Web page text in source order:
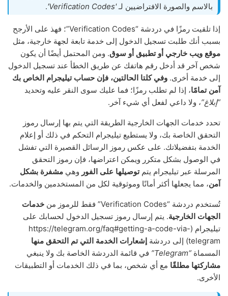
بالاسم والصورة الافتراضيين لـ'Verification Codes'
.
إذا تلقيت رمزًا في دردشة “Verification Codes”؛ فهذ على الأرجح
بسبب أنك طلبت تسجيل الدخول إلى خدمة تابعة لجهة خارجية، مثل
موقع ويب خارجي أو تطبيق أو سوق. ومن المحتمل أيضًا أن يكون
شخص آخر قد أدخل رقم هاتفك عن طريق الخطأ عند تسجيل الدخول
إلى خدمة أخرى. وفي كلتا الحالتين، فإن حساب تيليجرام الخاص بك
آمن تمامًا، إذا لم تطلب رمزًا؛ فما عليك سوى النقر عليه وتحديد
“إبلاغ”، ولا داعي لفعل أي شيء آخر.
تحدد خدمات الجهات الخارجية الطريقة التي يتم بها إرسال رموز
التحقق الخاصة بك، ولا يستطيع تيليجرام التحكم في ذلك أو إعلام
الخدمة بتفضيلاتك. على عكس رموز الرسائل القصيرة التي تفشل
في الوصول بشكل متكرر ويمكن اعتراضها، فإن رموز التحقق
المرسلة عبر تيليجرام يتمتوصيلها على الفور وهي مشفرة بشكل
آمن، مما يجعلها أكثر أمانًا وموثوقية لكل من المستخدمين والخدمات.
تُستخدم دردشة “Verification Codes” فقط للرموز من
خدمات
الجهات الخارجية. يتم إرسال رموز تسجيل الدخول لحسابك على
تيليجرام (https://telegram.org/faq#getting-a-code-via-
telegram) إلى دردشة
إشعارات الخدمة التي تم التحقق منها
المسماة“Telegram”
في قائمة الدردشة الخاصة بك ولا ينبغي
مشاركتها مطلقًا مع أي شخص، بما في ذلك الخدمات أو التطبيقات
الأخرى.